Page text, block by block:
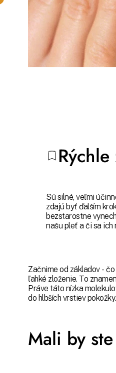
Sú silné, veľmi
zdajú byť ďalším
bezstarostne
našu pleť a či sa ich
Začnime od základov -
ľahké zloženie. To
Práve táto nízka
do hlbších vrstiev pokožky.
Mali by